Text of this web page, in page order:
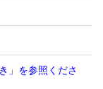
」を参照くださ